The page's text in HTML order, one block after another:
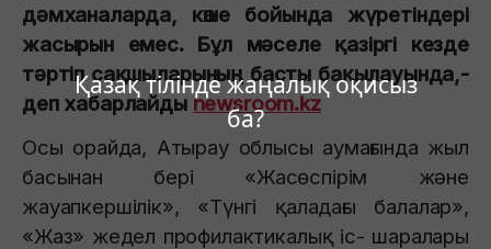
Қазақ тілінде жаңалық оқисыз
ба?
дәмханаларда, көше бойында жүретіндері
жасырын емес. Бұл мәселе қазіргі кезде
тәртіп сақшыларының басты бақылауында,-
деп хабарлайды newsroom.kz
Осы орайда, Атырау облысы аумағында жыл
басынан бері «Жасөспірім және
жауапкершілік», «Түнгі қаладағы балалар»,
«Жаз» жедел профилактикалық іс- шаралары